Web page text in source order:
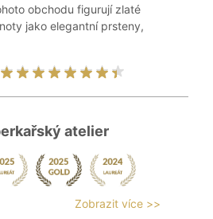
obchodu figurují zlaté
jako elegantní prsteny,
atelier
Zobrazit více >>